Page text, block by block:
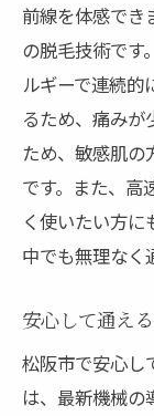
前線を体感でき
の脱毛技術です
ルギーで連続的
るため、痛みが
ため、敏感肌の
です。また、高
く使いたい方に
中でも無理なく
安心して通え
松阪市で安心し
は、最新機械の